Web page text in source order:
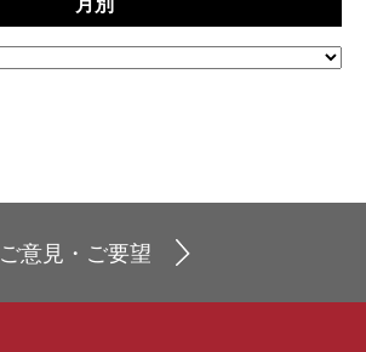
月別
ご意見・ご要望